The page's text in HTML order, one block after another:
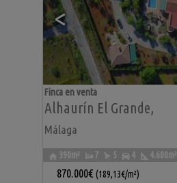
<
Alhaurín El Grande,
Málaga
Finca en venta
390m² 7 5 4 4.600m²
870.000€ (189,13€/m²)